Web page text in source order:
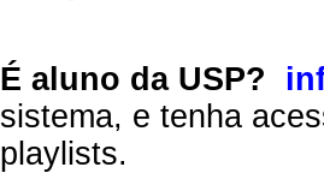
É aluno da USP?
sistema, e tenha
playlists.